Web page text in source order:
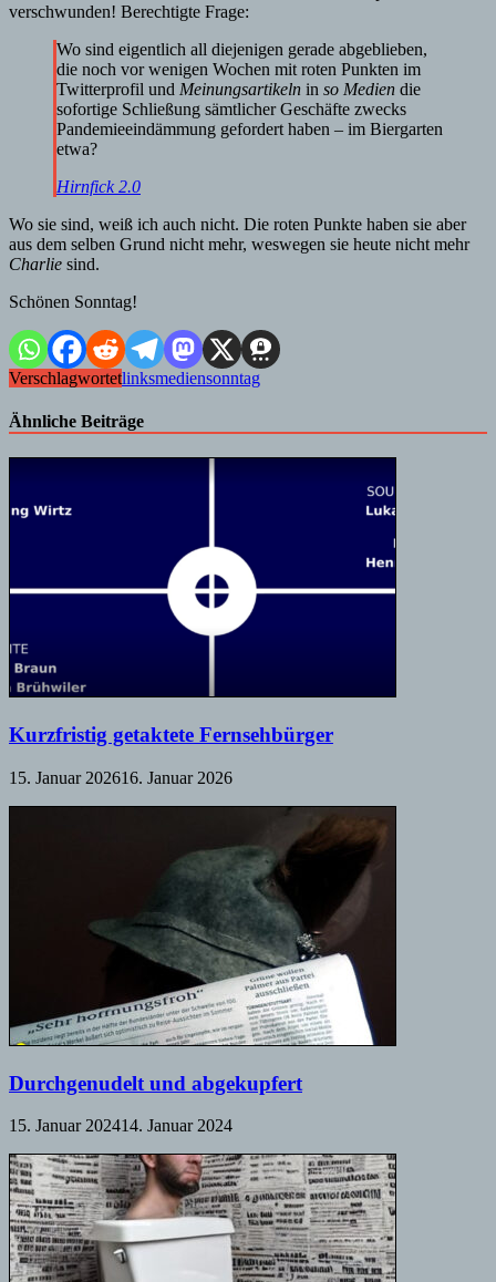
verschwunden! Berechtigte Frage:
Wo sind eigentlich all diejenigen gerade abgeblieben,
die noch vor wenigen Wochen mit roten Punkten im
Twitterprofil und Meinungsartikeln in so Medien die
sofortige Schließung sämtlicher Geschäfte zwecks
Pandemieeindämmung gefordert haben – im Biergarten
etwa?
Hirnfick 2.0
Wo sie sind, weiß ich auch nicht. Die roten Punkte haben sie aber
aus dem selben Grund nicht mehr, weswegen sie heute nicht mehr
Charlie sind.
Schönen Sonntag!
Verschlagwortetlinksmediensonntag
Ähnliche Beiträge
Kurzfristig getaktete Fernsehbürger
15. Januar 202616. Januar 2026
Durchgenudelt und abgekupfert
15. Januar 202414. Januar 2024